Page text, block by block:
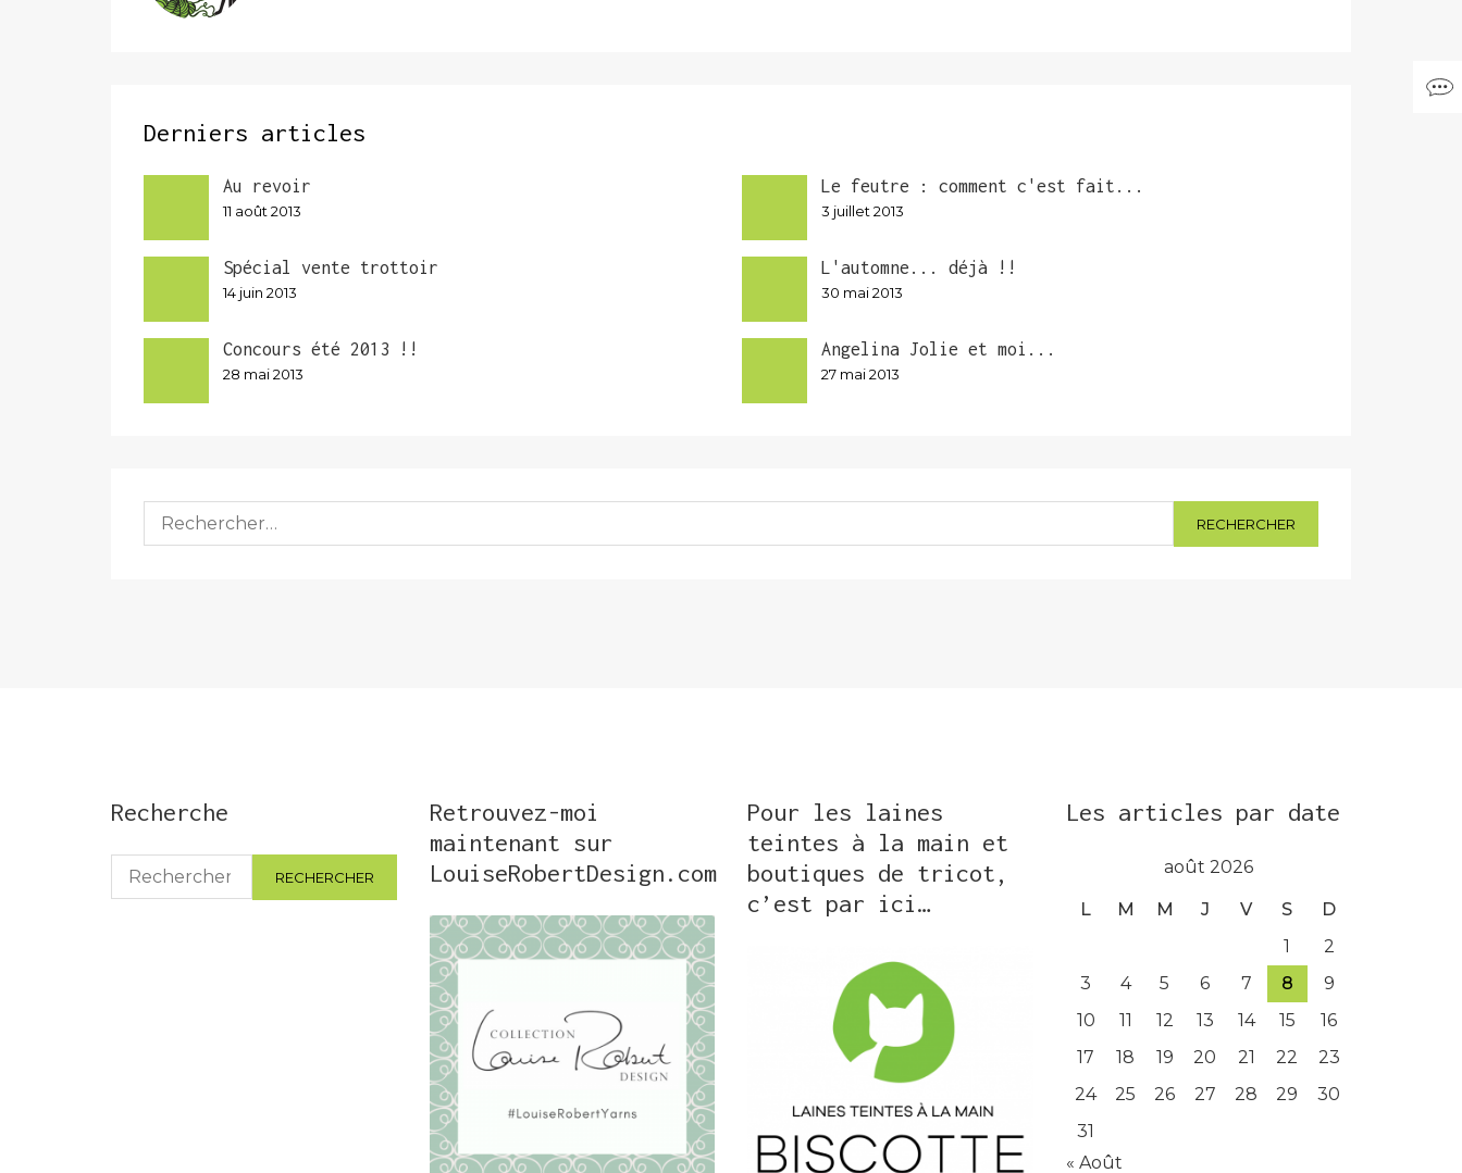
Derniers articles
Au revoir
11 août 2013
Le feutre : comment c'est fait...
3 juillet 2013
Spécial vente trottoir
14 juin 2013
L'automne... déjà !!
30 mai 2013
Concours été 2013 !!
28 mai 2013
Angelina Jolie et moi...
27 mai 2013
Rechercher :
Recherche
Rechercher :
Retrouvez-moi
maintenant sur
LouiseRobertDesign.com
Pour les laines
teintes à la main et
boutiques de tricot,
c’est par ici…
Les articles par date
août 2026
L M M J V S
D
1
2
3
4 5 6 7 8
9
10
11 12 13 14 15
16
17
18 19 20 21 22
23
24
25 26 27 28 29
30
31
« Août